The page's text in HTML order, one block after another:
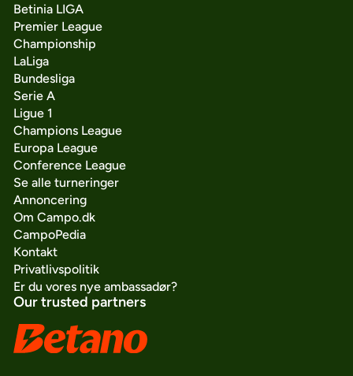
Betinia LIGA
Premier League
Championship
LaLiga
Bundesliga
Serie A
Ligue 1
Champions League
Europa League
Conference League
Se alle turneringer
Annoncering
Om Campo.dk
CampoPedia
Kontakt
Privatlivspolitik
Er du vores nye ambassadør?
Our trusted partners